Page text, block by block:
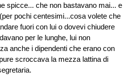
spicce... che non bastavano mai... e
pochi centesimi...cosa volete che
fuori con lui o dovevi chiudere
per le lunghe, lui non
anche i dipendenti che erano con
scroccava la mezza lattina di